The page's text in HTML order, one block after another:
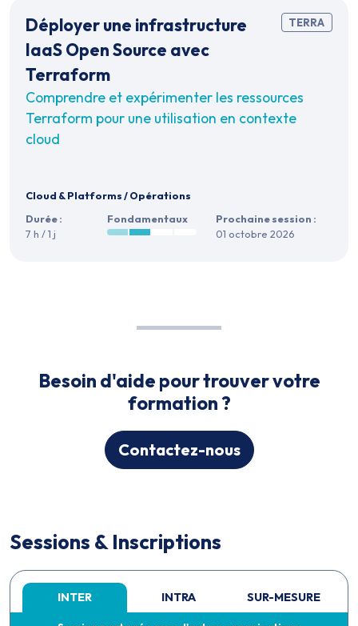
TERRA
Déployer une infrastructure
IaaS Open Source avec
Terraform
Comprendre et expérimenter les ressources
Terraform pour une utilisation en contexte
cloud
Cloud & Platforms/Opérations
Durée :
7 h / 1 j
Fondamentaux
Prochaine session :
01 octobre 2026
Besoin d'aide pour trouver votre
formation ?
Contactez-nous
Sessions & Inscriptions
INTER INTRA SUR-MESURE